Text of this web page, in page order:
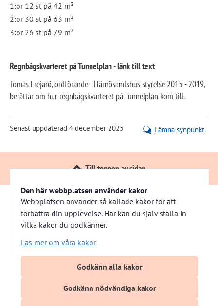
Den här webbplatsen använder kakor
Webbplatsen använder så kallade kakor för att
förbättra din upplevelse. Här kan du själv ställa in
vilka kakor du godkänner.
Läs mer om våra kakor
Godkänn alla kakor
Godkänn nödvändiga kakor
1:or 12 st på 42 m²
2:or 30 st på 63 m²
3:or 26 st på 79 m²
Regnbågskvarteret på Tunnelplan - länk till text
Tomas Frejarö, ordförande i Härnösandshus styrelse 2015 - 2019,
berättar om hur regnbågskvarteret på Tunnelplan kom till.
Senast uppdaterad 4 december 2025 Lämna synpunkt
Till toppen av sidan
Härnösandshus
Växel: 0611-882 00
E-post: info@harnosandshus.se
Om webbplatsen